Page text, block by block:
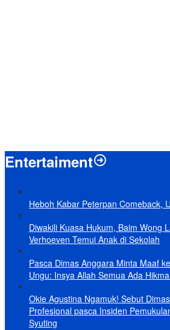
Entertaiment
Heboh Kabar Peterpan Comeback,
Diwakili Kuasa Hukum, Baim Wong
Verhoeven Temui Anak di Sekolah
Pasca Dimas Anggara Minta Maaf
Ungu: Insya Allah Semua Ada
Okie Agustina Ngamuk! Sebut
Profesional pasca Insiden
Syuting